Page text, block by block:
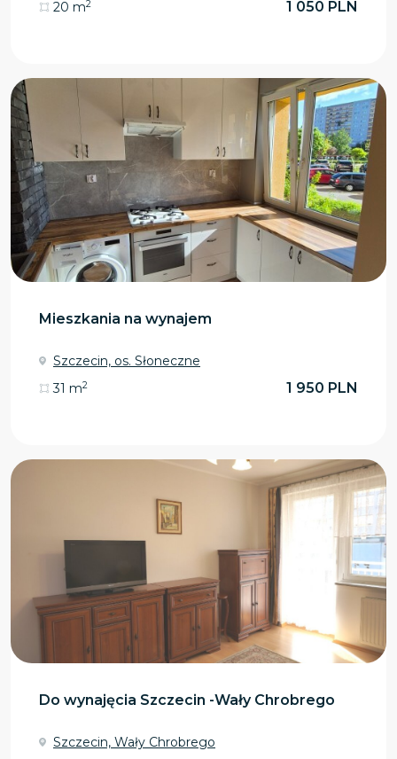
20 m2 1 050 PLN
Mieszkania na wynajem
Szczecin, os. Słoneczne
31 m2 1 950 PLN
Do wynajęcia Szczecin -Wały Chrobrego
Szczecin, Wały Chrobrego